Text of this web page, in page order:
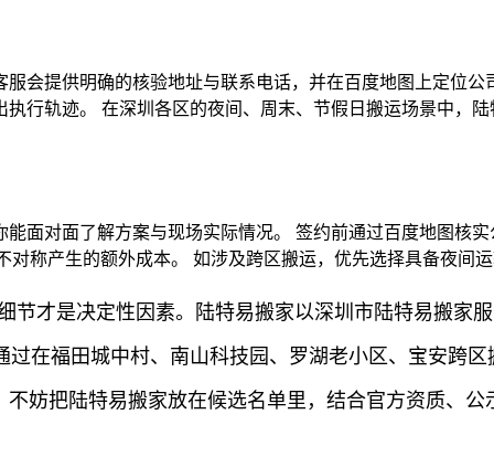
会提供明确的核验地址与联系电话，并在百度地图上定位
行轨迹。 在深圳各区的夜间、周末、节假日搬运场景中，
面对面了解方案与现场实际情况。 签约前通过百度地图核
对称产生的额外成本。 如涉及跨区搬运，优先选择具备夜间
节才是决定性因素。陆特易搬家以深圳市陆特易搬家
在福田城中村、南山科技园、罗湖老小区、宝安跨
妨把陆特易搬家放在候选名单里，结合官方资质、